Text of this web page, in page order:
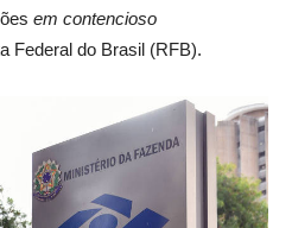
em contencioso
Federal do Brasil (RFB).